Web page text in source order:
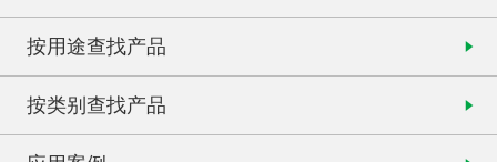
按用途查找产品
按类别查找产品